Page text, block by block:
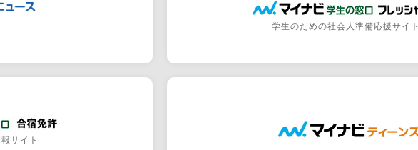
学生のための社会人準備応援サイト
サイト